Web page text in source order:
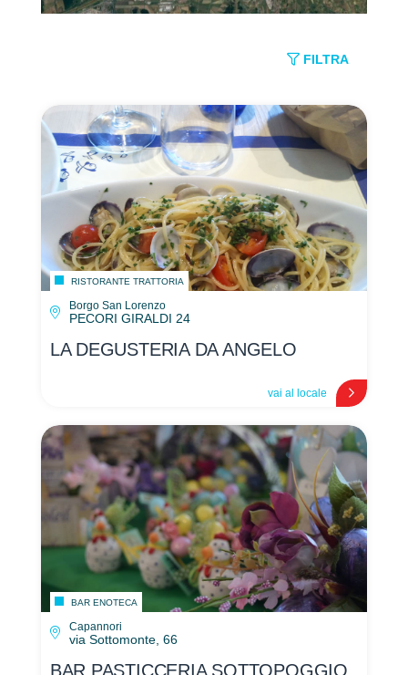
FILTRA
RISTORANTE TRATTORIA
Borgo San Lorenzo
PECORI GIRALDI 24
LA DEGUSTERIA DA ANGELO
vai al locale
BAR ENOTECA
Capannori
via Sottomonte, 66
BAR PASTICCERIA SOTTOPOGGIO